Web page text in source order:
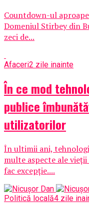
Countdown-ul
Domeniul Stirbey din
zeci de...
Afaceri2 zile inainte
În ce mod
publice
utilizatorilor
În ultimii ani,
multe aspecte ale
fac excepție....
Politică locală4 zile